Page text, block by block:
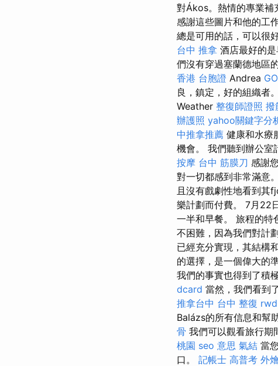
對Ákos。熱情的專業補
感謝這些圖片和他的工
總是可用的話，可以很
台中 推拿 酒店最好的
們沒有穿過塞蘭德地區
香港 台胞證 Andrea
良，鎮定，好的組織者
Weather 整復師證照 撥
辦護照 yahoo關鍵字分
中推拿推薦 健康和水療
機會。 我們聽到辦公室
按摩 台中 筋膜刀 感謝
對一切都感到非常滿意。
且沒有戲劇性地看到其
樂計劃而付費。 7月22
一半和早餐。 旅程的特
不困難，因為我們對計
已經充分實現，其結構
的選擇，是一個偉大的
我們的事實也得到了積
dcard 當然，我們看到
推拿台中 台中 整復 rwd
Balázs的所有信息和幫
骨 我們可以觀看旅行期
桃園 seo 意思 氣結 當
口。 記帳士 高普考 外